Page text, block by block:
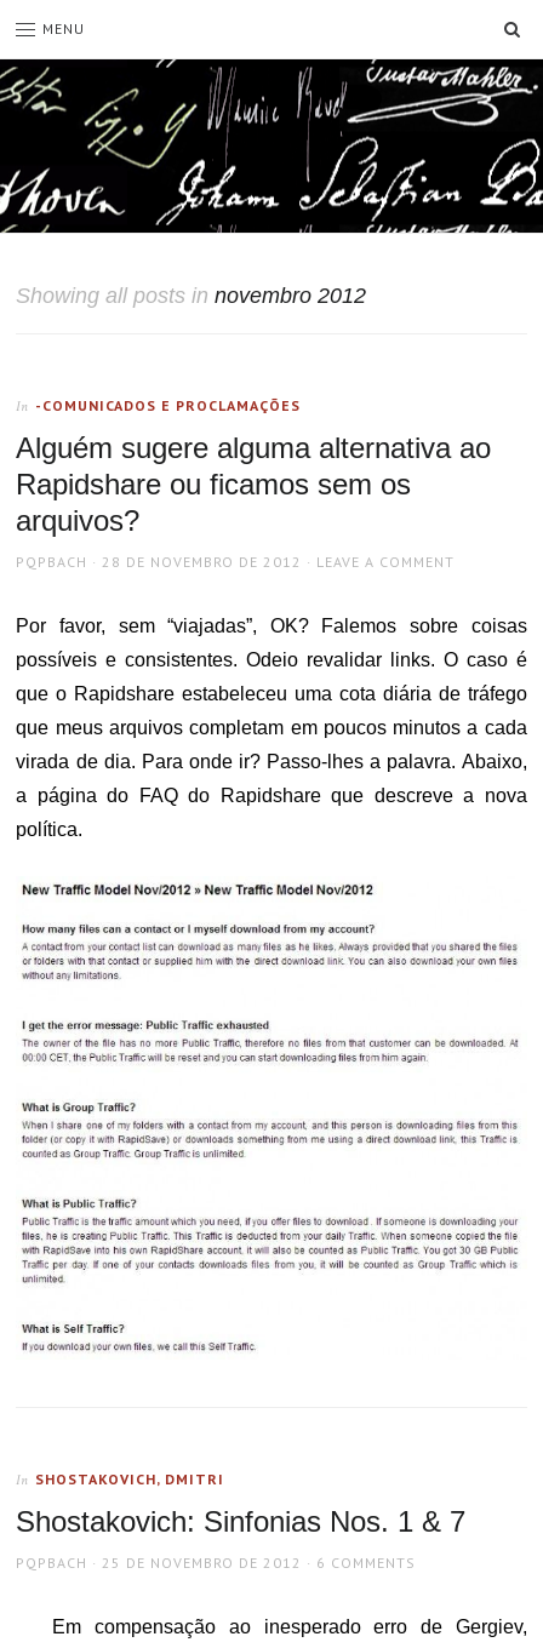
MENU
Showing all posts innovembro 2012
In -COMUNICADOS E PROCLAMAÇÕES
Alguém sugere alguma alternativa ao
Rapidshare ou ficamos sem os
arquivos?
AUTHOR
PQPBACH
POSTED
28 DE NOVEMBRO DE 2012 LEAVE A COMMENT
Por favor, sem “viajadas”, OK? Falemos sobre coisas
possíveis e consistentes. Odeio revalidar links. O caso é
que o Rapidshare estabeleceu uma cota diária de tráfego
que meus arquivos completam em poucos minutos a cada
virada de dia. Para onde ir? Passo-lhes a palavra. Abaixo,
a página do FAQ do Rapidshare que descreve a nova
política.
In SHOSTAKOVICH, DMITRI
Shostakovich: Sinfonias Nos. 1 & 7
AUTHOR
PQPBACH
POSTED
25 DE NOVEMBRO DE 2012 6 COMMENTS
Em compensação ao inesperado erro de Gergiev,